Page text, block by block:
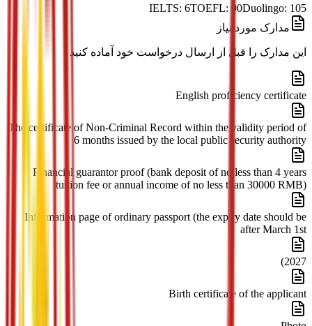
IELTS: 6TOEFL: 90Duolingo: 105
مدارک مورد نیاز
این مدارک را قبل از ارسال درخواست خود آماده کنید
English proficiency certificate
The certificate of Non-Criminal Record within the validity period of
6 months issued by the local public security authority
Financial guarantor proof (bank deposit of no less than 4 years
tuition fee or annual income of no less than 30000 RMB)
Information page of ordinary passport (the expiry date should be
after March 1st
2027)
Birth certificate of the applicant